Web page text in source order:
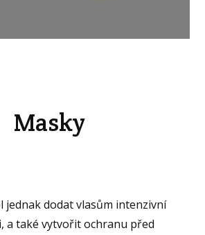
Masky
jednak dodat vlasům intenzivní
a také vytvořit ochranu před